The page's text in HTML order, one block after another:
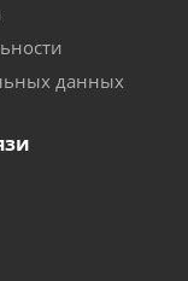
данных